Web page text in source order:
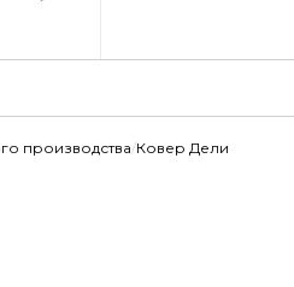
производства/Ковер Дели